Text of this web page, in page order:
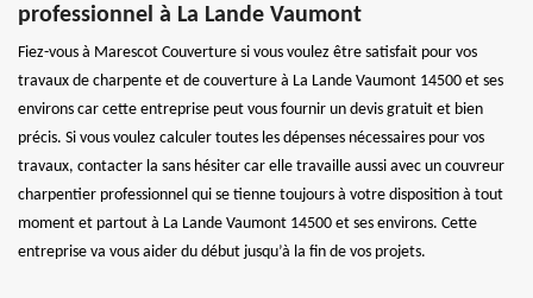
professionnel à La Lande Vaumont
Fiez-vous à Marescot Couverture si vous voulez être satisfait pour vos
travaux de charpente et de couverture à La Lande Vaumont 14500 et ses
environs car cette entreprise peut vous fournir un devis gratuit et bien
précis. Si vous voulez calculer toutes les dépenses nécessaires pour vos
travaux, contacter la sans hésiter car elle travaille aussi avec un couvreur
charpentier professionnel qui se tienne toujours à votre disposition à tout
moment et partout à La Lande Vaumont 14500 et ses environs. Cette
entreprise va vous aider du début jusqu’à la fin de vos projets.